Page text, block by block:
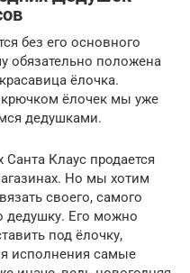
без его основного
обязательно положена
ёлочка.
ёлочек мы уже
дедушками.
Клаус продается
Но мы хотим
своего, самого
дедушку. Его можно
под ёлочку,
исполнения самые